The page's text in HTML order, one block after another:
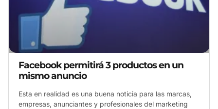
Facebook permitirá 3 productos en un
mismo anuncio
Esta en realidad es una buena noticia para las marcas,
empresas, anunciantes y profesionales del marketing